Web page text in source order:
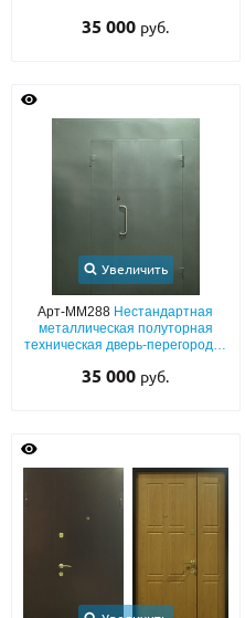
покраской и остеклением с
35 000 руб.
Увеличить
Арт-ММ288 Нестандартная
металлическая полуторная
техническая дверь-перегородка
полимерным покрытием
35 000 руб.